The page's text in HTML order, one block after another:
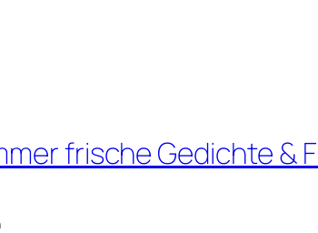
frische Gedichte &